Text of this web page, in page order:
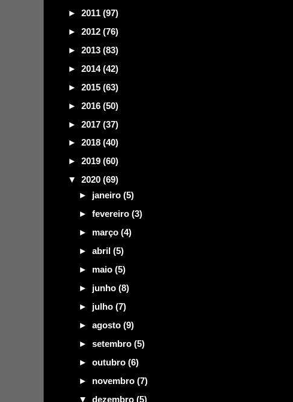
► 2011 (97)
► 2012 (76)
► 2013 (83)
► 2014(42)
► 2015 (63)
► 2016 (50)
► 2017 (37)
► 2018 (40)
► 2019 (60)
▼ 2020 (69)
► janeiro (5)
► fevereiro (3)
► março (4)
► abril (5)
► maio (5)
► junho (8)
► julho (7)
► agosto (9)
► setembro (5)
► outubro (6)
► novembro (7)
▼ dezembro (5)